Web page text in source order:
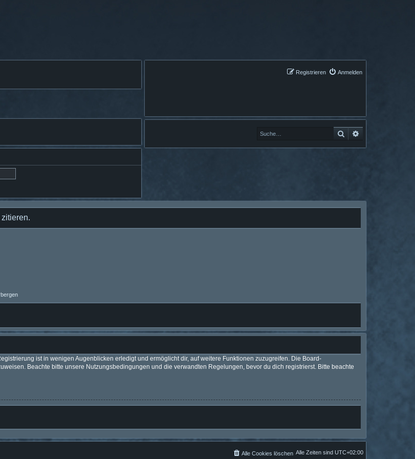
Anmelden
Registrieren
Suche
ist in wenigen Augenblicken erledigt und ermöglicht dir, auf weitere Funktionen zuzugreifen. Die Board-
Beachte bitte unsere Nutzungsbedingungen und die verwandten Regelungen, bevor du dich registrierst. Bitte beachte
Alle Zeiten sind UTC+02:00
Alle Cookies löschen